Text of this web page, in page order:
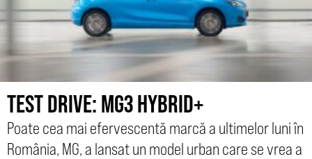
TEST DRIVE: MG3 HYBRID+
Poate cea mai efervescentă marcă a ultimelor luni în
România, MG, a lansat un model urban care se vrea a